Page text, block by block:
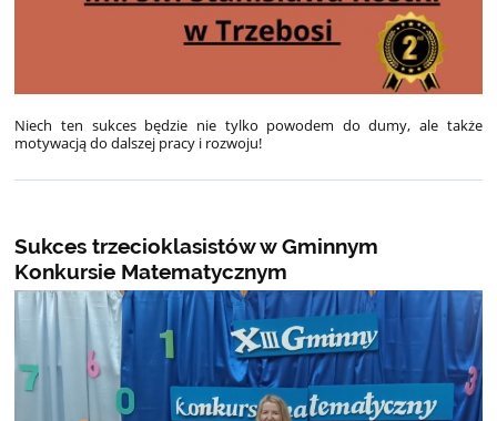
Niech ten sukces będzie nie tylko powodem do dumy, ale także
motywacją do dalszej pracy i rozwoju!
Sukces trzecioklasistów w Gminnym
Konkursie Matematycznym